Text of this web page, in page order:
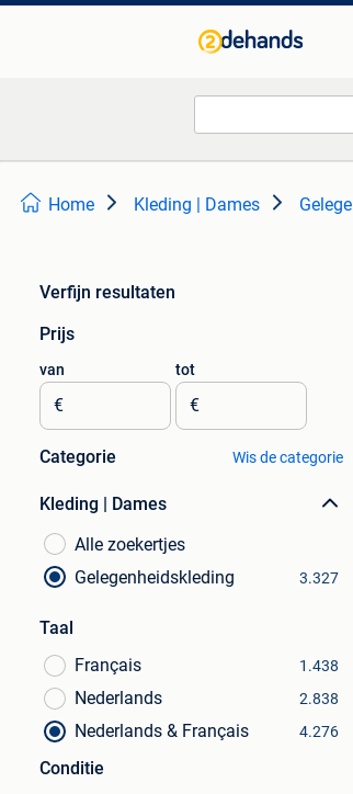
Home Kleding | Dames
Verfijn resultaten
Prijs
van
€
tot
€
Categorie Wis de categorie
Kleding | Dames
Alle zoekertjes
Gelegenheidskleding
3.327
Taal
Français
1.438
Nederlands 2.838
Nederlands & Français 4.276
Conditie